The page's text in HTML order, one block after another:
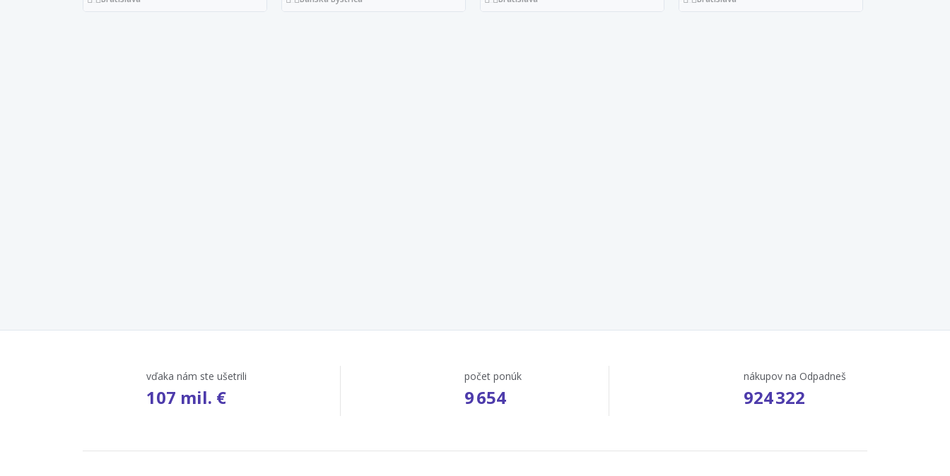
vďaka nám ste ušetrili
107 mil. €
počet ponúk
9 654
nákupov na Odpadneš
924 322